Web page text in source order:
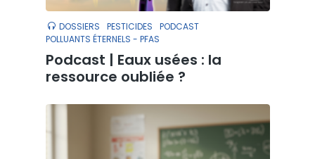
DOSSIERS PESTICIDES
PODCAST
POLLUANTS ÉTERNELS - PFAS
Podcast | Eaux usées : la
ressource oubliée ?